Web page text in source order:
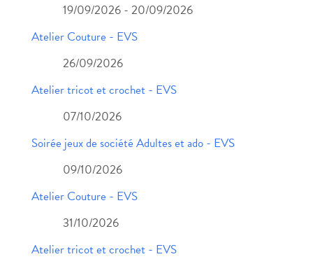
19/09/2026 - 20/09/2026
Atelier Couture - EVS
26/09/2026
Atelier tricot et crochet - EVS
07/10/2026
Soirée jeux de société Adultes et ado - EVS
09/10/2026
Atelier Couture - EVS
31/10/2026
Atelier tricot et crochet - EVS